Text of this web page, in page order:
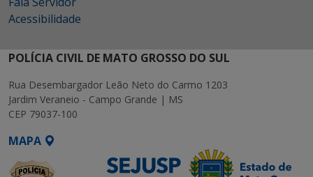
Acessibilidade
POLÍCIA CIVIL DE MATO GROSSO DO SUL
Rua Desembargador Leão Neto do Carmo 1203
Jardim Veraneio - Campo Grande | MS
CEP 79037-100
MAPA